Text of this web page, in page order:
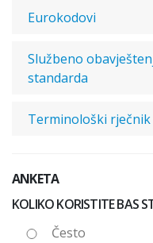
Eurokodovi
Službeno
standarda
Terminološki rječnik
ANKETA
KOLIKO KORISTITE BAS
Često